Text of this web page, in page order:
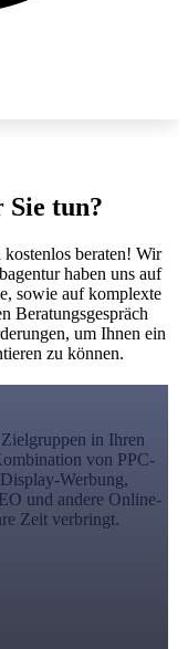
tun?
beraten! Wir
haben uns auf
sowie auf komplexte
Beratungsgespräch
um Ihnen ein
zu können.
in Ihren
von PPC-
Werbung,
und andere Online-
Zeit verbringt.